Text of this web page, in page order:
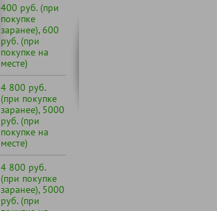
400 руб. (при
покупке
заранее), 600
руб. (при
покупке на
месте)
4 800 руб.
(при покупке
заранее), 5000
руб. (при
покупке на
месте)
4 800 руб.
(при покупке
заранее), 5000
руб. (при